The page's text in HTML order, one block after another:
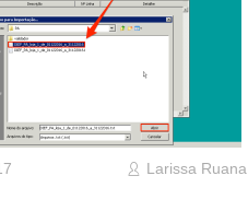
Larissa Ruana